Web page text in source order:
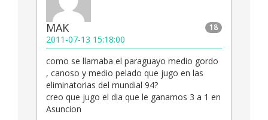
18
MAK
2011-07-13 15:18:00
como se llamaba el paraguayo medio gordo
, canoso y medio pelado que jugo en las
eliminatorias del mundial 94?
creo que jugo el dia que le ganamos 3 a 1 en
Asuncion